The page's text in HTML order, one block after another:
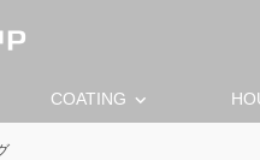
COATING keyboard_arrow_down